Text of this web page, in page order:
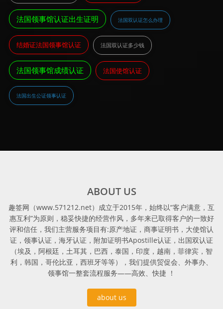
法国领事馆认证出生证明 法国双认证怎么办理
结婚证法国领事馆认证 法国双认证多少钱
法国领事馆成绩认证 法国使馆认证
法国出生公证领事认证
ABOUT US
趣签网（www.571212.net）成立于2015年，始终以“客户满意，互
惠互利”为原则，稳妥快捷的经营作风，多年来已取得客户的一致好
评和信任，我们主营服务项目有:原产地证，商事证明书，大使馆认
证，领事认证，海牙认证，附加证明书Apostille认证，出国双认证
（埃及，阿根廷，土耳其，巴西，泰国，印度，越南，菲律宾，智
利，韩国，哥伦比亚，西班牙等等），我们提供贸促会、外事办、
领事馆一整套流程服务——高效、快捷 ！
about us